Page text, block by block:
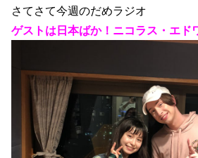
さてさて今週のだめラジオ
ゲストは日本ばか！ニコラス・エド